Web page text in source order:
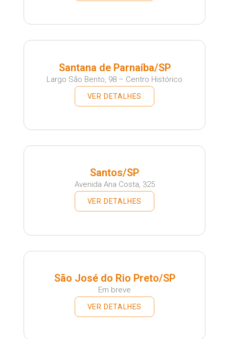
Santana de Parnaíba/SP
Largo São Bento, 98 – Centro Histórico
VER DETALHES
Santos/SP
Avenida Ana Costa, 325
VER DETALHES
São José do Rio Preto/SP
Em breve
VER DETALHES